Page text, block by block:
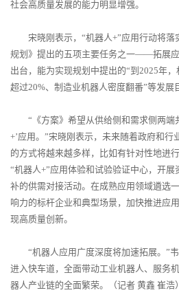
社会高质量发展的能力明显增强。
宋晓刚表示，“机器人+”应用行动将落
规划》提出的五项主要任务之一——拓展
出台，能为实现规划中提出的“到2025年
超过20%、制造业机器人密度翻番”等发展
“《方案》希望从供给侧和需求侧两端
+’应用。”宋晓刚表示，未来随着政府和
的方式将越来越多样，比如有针对性地进
“机器人+”应用体验和试验验证中心，开
补的供需对接活动。在成熟应用领域遴选
响力的标杆企业和典型场景，加快推进应
现高质量创新。
“机器人应用广度深度将加速拓展。”韦
进入快车道，全面带动工业机器人、服务
器人产业链的全面繁荣。（记者 黄鑫 崔浩）